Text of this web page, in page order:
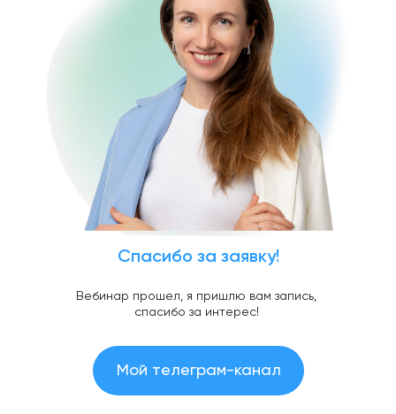
Мой телеграм-канал
Спасибо за заявку!
Вебинар прошел, я пришлю вам запись,
спасибо за интерес!